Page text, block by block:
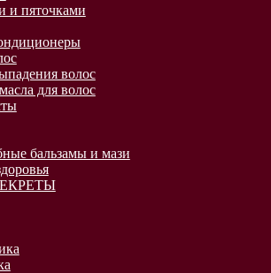
и пяточками
волос
для волос
бальзамы и мази